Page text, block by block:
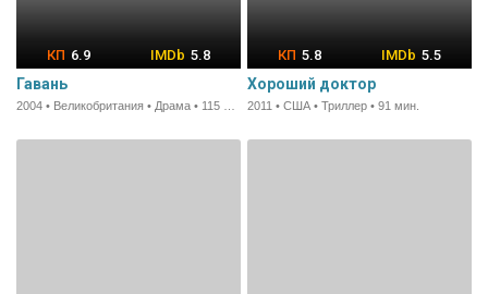
6.9 5.8
Гавань
2004 • Великобритания • Драма • 115 мин.
5.8 5.5
Хороший доктор
2011 • США • Триллер • 91 мин.